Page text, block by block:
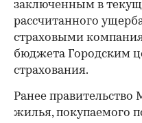
заключенным в
рассчитанного
страховыми
бюджета Городским
страхования.
Ранее правительство
жилья, покупаемого